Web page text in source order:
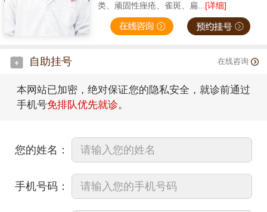
类、顽固性痤疮、雀斑、扁...[详细]
自助挂号 在线咨询
本网站已加密，绝对保证您的隐私安全，就诊前通过
手机号免排队优先就诊。
您的姓名：
手机号码：